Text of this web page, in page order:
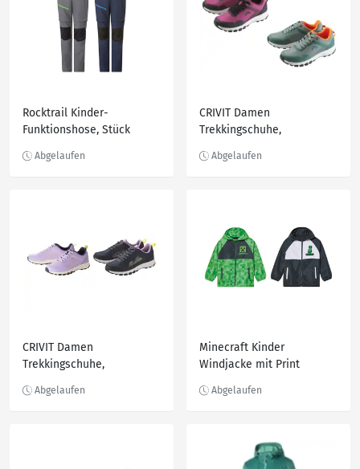
Rocktrail Kinder-
Funktionshose, Stück
CRIVIT Damen
Trekkingschuhe,
CRIVIT Damen
Trekkingschuhe,
Minecraft Kinder
Windjacke mit Print